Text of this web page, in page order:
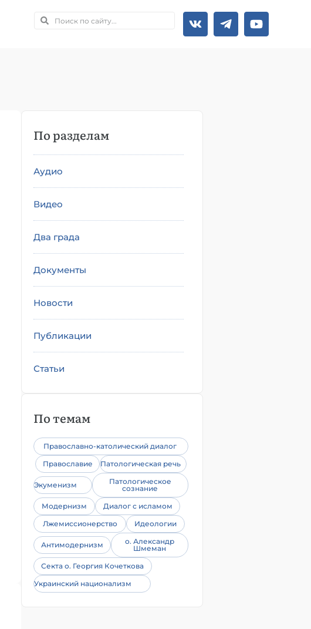
По разделам
Аудио
Видео
Два града
Документы
Новости
Публикации
Статьи
По темам
Православно-католический диалог
Православие
Патологическая речь
Экуменизм
Патологическое
сознание
Модернизм
Диалог с исламом
Лжемиссионерство
Идеологии
Антимодернизм
о. Александр
Шмеман
Секта о. Георгия Кочеткова
Украинский национализм